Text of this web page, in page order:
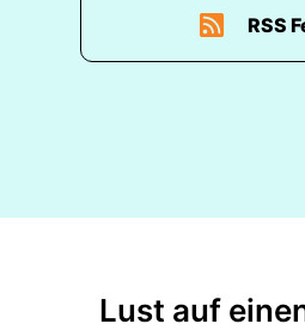
RSS
Lust auf